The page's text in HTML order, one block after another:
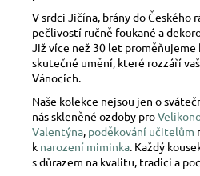
V srdci Jičína, brány do Českého
pečlivostí ručně foukané a
Již více než 30 let proměňujeme
skutečné umění, které rozzáří
Vánocích.
Naše kolekce nejsou jen o
nás skleněné ozdoby pro
Valentýna, poděkování učitelům
k narození miminka. Každý
s důrazem na kvalitu, tradici a